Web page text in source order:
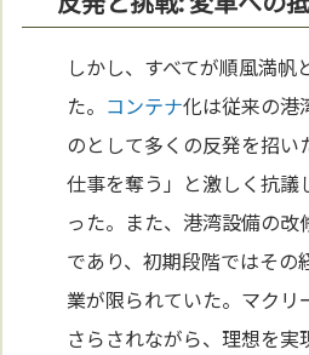
しかし、すべてが順風満帆
た。 コンテナ化は従来の港
のとして多くの反発を招
仕事を奪う」と激しく抗議
った。また、港湾設備の
であり、初期段階ではそ
業が限られていた。マクリ
さらされながら、理想を